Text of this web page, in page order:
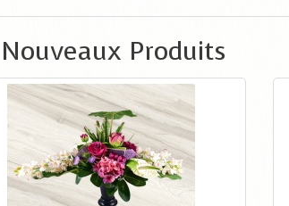
Produits